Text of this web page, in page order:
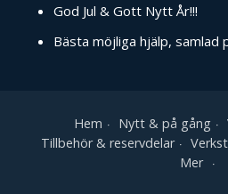
God Jul & Gott Nytt År!!!
Bästa möjliga hjälp, samlad
Hem Nytt & på gång
Tillbehör & reservdelar
Mer